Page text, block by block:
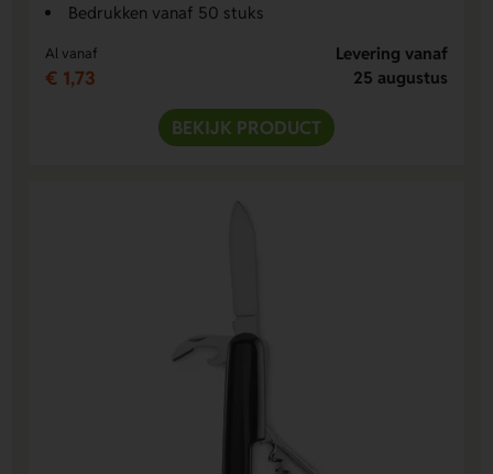
Bedrukken vanaf 50 stuks
Al vanaf
€ 1,73
Levering vanaf
25 augustus
BEKIJK PRODUCT